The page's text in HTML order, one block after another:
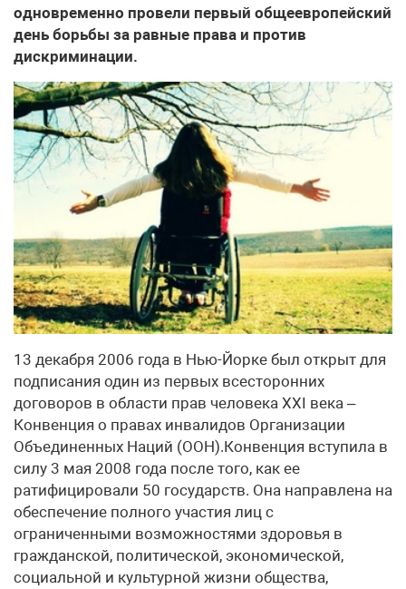
одновременно провели первый общеевропейский
день борьбы за равные права и против
дискриминации.
13 декабря 2006 года в Нью-Йорке был открыт для
подписания один из первых всесторонних
договоров в области прав человека XXI века –
Конвенция о правах инвалидов Организации
Объединенных Наций (ООН).Конвенция вступила в
силу 3 мая 2008 года после того, как ее
ратифицировали 50 государств. Она направлена на
обеспечение полного участия лиц с
ограниченными возможностями здоровья в
гражданской, политической, экономической,
социальной и культурной жизни общества,